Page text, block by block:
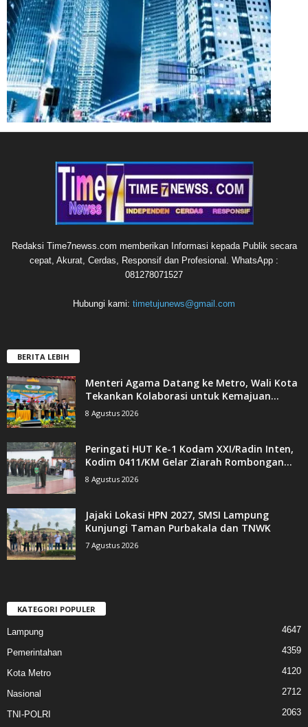
Redaksi Time7newss.com memberikan Informasi kepada Publik secara
cepat, Akurat, Cerdas, Responsif dan Profesional. WhatsApp :
081278071527
Hubungi kami: timetujunews@gmail.com
BERITA LEBIH
Menteri Agama Datang ke Metro, Wali Kota
Tekankan Kolaborasi untuk Kemajuan...
8 Agustus 2026
Peringati HUT Ke-1 Kodam XXI/Radin Inten,
Kodim 0411/KM Gelar Ziarah Rombongan...
8 Agustus 2026
Jajaki Lokasi HPN 2027, SMSI Lampung
Kunjungi Taman Purbakala dan TNWK
7 Agustus 2026
KATEGORI POPULER
Lampung 4647
Pemerintahan 4359
Kota Metro 4120
Nasional 2712
TNI-POLRI 2063